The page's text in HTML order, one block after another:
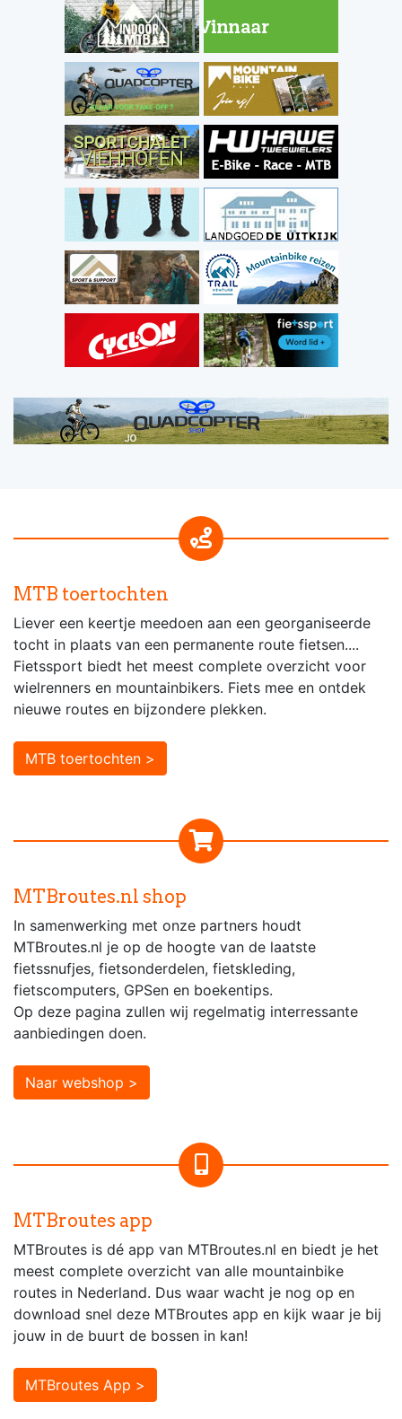
MTB toertochten
Liever een keertje meedoen aan een georganiseerde
tocht in plaats van een permanente route fietsen....
Fietssport biedt het meest complete overzicht voor
wielrenners en mountainbikers. Fiets mee en ontdek
nieuwe routes en bijzondere plekken.
MTB toertochten >
MTBroutes.nl shop
In samenwerking met onze partners houdt
MTBroutes.nl je op de hoogte van de laatste
fietssnufjes, fietsonderdelen, fietskleding,
fietscomputers, GPSen en boekentips.
Op deze pagina zullen wij regelmatig interressante
aanbiedingen doen.
Naar webshop >
MTBroutes app
MTBroutes is dé app van MTBroutes.nl en biedt je het
meest complete overzicht van alle mountainbike
routes in Nederland. Dus waar wacht je nog op en
download snel deze MTBroutes app en kijk waar je bij
jouw in de buurt de bossen in kan!
MTBroutes App >